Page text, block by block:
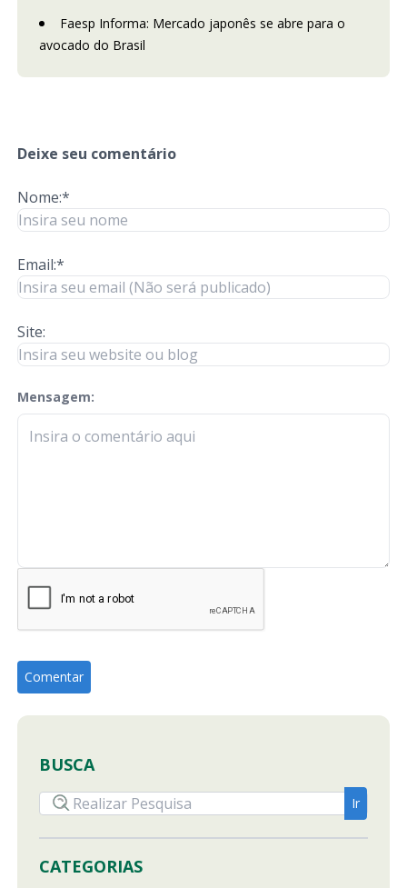
Faesp Informa: Mercado japonês se abre para o
avocado do Brasil
Deixe seu comentário
Nome:*
Email:*
Site:
Mensagem:
check-terms
BUSCA
CATEGORIAS